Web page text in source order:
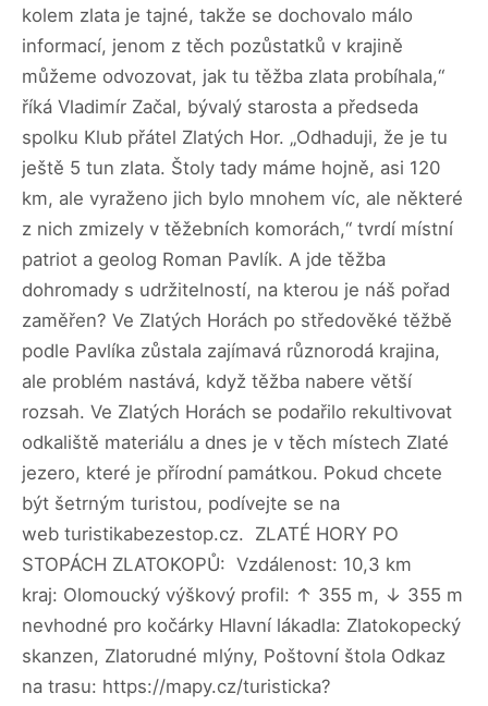
kolem zlata je tajné, takže se dochovalo málo
informací, jenom z těch pozůstatků v krajině
můžeme odvozovat, jak tu těžba zlata probíhala,“
říká Vladimír Začal, bývalý starosta a předseda
spolku Klub přátel Zlatých Hor. „Odhaduji, že je tu
ještě 5 tun zlata. Štoly tady máme hojně, asi 120
km, ale vyraženo jich bylo mnohem víc, ale některé
z nich zmizely v těžebních komorách,“ tvrdí místní
patriot a geolog Roman Pavlík. A jde těžba
dohromady s udržitelností, na kterou je náš pořad
zaměřen? Ve Zlatých Horách po středověké těžbě
podle Pavlíka zůstala zajímavá různorodá krajina,
ale problém nastává, když těžba nabere větší
rozsah. Ve Zlatých Horách se podařilo rekultivovat
odkaliště materiálu a dnes je v těch místech Zlaté
jezero, které je přírodní památkou. Pokud chcete
být šetrným turistou, podívejte se na
web turistikabezestop.cz. ZLATÉ HORY PO
STOPÁCH ZLATOKOPŮ: Vzdálenost: 10,3 km
kraj: Olomoucký výškový profil: ↑ 355 m, ↓ 355 m
nevhodné pro kočárky Hlavní lákadla: Zlatokopecký
skanzen, Zlatorudné mlýny, Poštovní štola Odkaz
na trasu: https://mapy.cz/turisticka?